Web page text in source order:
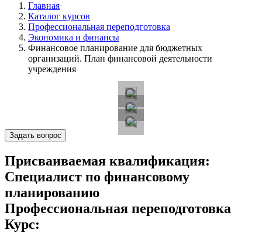
Главная
Каталог курсов
Профессиональная переподготовка
Экономика и финансы
Финансовое планирование для бюджетных
организаций. План финансовой деятельности
учреждения
Задать вопрос
Присваиваемая квалификация:
Специалист по финансовому
планированию
Профессиональная переподготовка
Курс: